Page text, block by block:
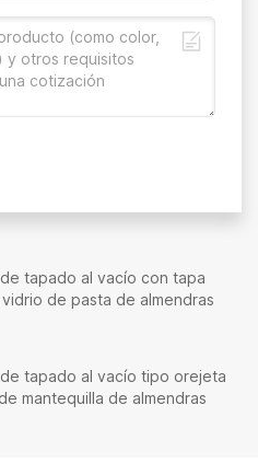
tapado al vacío con tapa
de pasta de almendras
tapado al vacío tipo orejeta
mantequilla de almendras